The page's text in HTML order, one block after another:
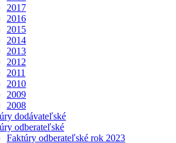
2017
2016
2015
2014
2013
2012
2011
2010
2009
2008
dodávateľské
odberateľské
Faktúry odberateľské rok 2023